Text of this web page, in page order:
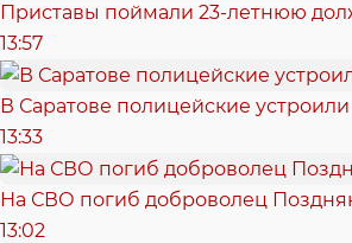
Приставы поймали 23-летнюю
13:57
В Саратове полицейские
13:33
На СВО погиб доброволец
13:02